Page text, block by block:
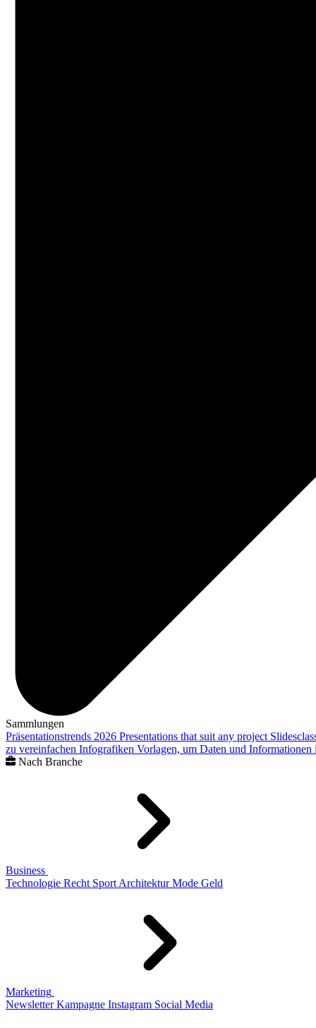
Sammlungen
Präsentationstrends 2026 Presentations that suit any project
zu vereinfachen Infografiken Vorlagen, um Daten und
Nach Branche
Business
Technologie Recht Sport Architektur Mode Geld
Marketing
Newsletter Kampagne Instagram Social Media